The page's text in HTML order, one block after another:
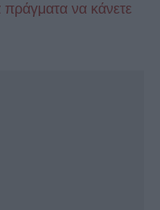
πράγματα να κάνετε